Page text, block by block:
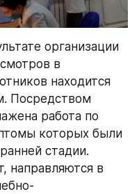
организации
в
находится
Посредством
работа по
которых были
стадии.
направляются в